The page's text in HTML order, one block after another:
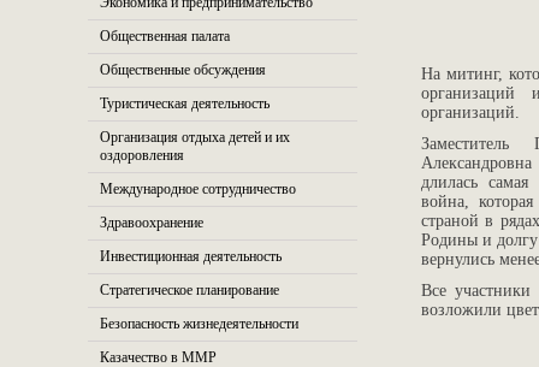
Общественная палата
Общественные обсуждения
Туристическая деятельность
Организация отдыха детей и их
оздоровления
Международное сотрудничество
Здравоохранение
Инвестиционная деятельность
Стратегическое планирование
Безопасность жизнедеятельности
Казачество в ММР
На митинг,
организаций
организаций.
длилась самая
война,
страной в
Родины и
вернулись
Все
возложили